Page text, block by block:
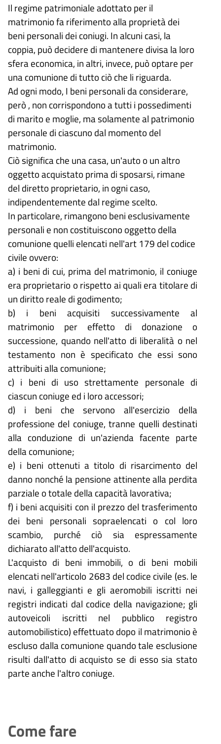
Il regime patrimoniale adottato per il
matrimonio fa riferimento alla proprietà dei
beni personali dei coniugi. In alcuni casi, la
coppia, può decidere di mantenere divisa la loro
sfera economica, in altri, invece, può optare per
una comunione di tutto ciò che li riguarda.
Ad ogni modo, I beni personali da considerare,
però , non corrispondono a tutti i possedimenti
di marito e moglie, ma solamente al patrimonio
personale di ciascuno dal momento del
matrimonio.
Ciò significa che una casa, un'auto o un altro
oggetto acquistato prima di sposarsi, rimane
del diretto proprietario, in ogni caso,
indipendentemente dal regime scelto.
In particolare, rimangono beni esclusivamente
personali e non costituiscono oggetto della
comunione quelli elencati nell'art 179 del codice
civile ovvero:
a) i beni di cui, prima del matrimonio, il coniuge
era proprietario o rispetto ai quali era titolare di
un diritto reale di godimento;
b) i beni acquisiti successivamente al
matrimonio per effetto di donazione o
successione, quando nell'atto di liberalità o nel
testamento non è specificato che essi sono
attribuiti alla comunione;
c) i beni di uso strettamente personale di
ciascun coniuge ed i loro accessori;
d) i beni che servono all'esercizio della
professione del coniuge, tranne quelli destinati
alla conduzione di un'azienda facente parte
della comunione;
e) i beni ottenuti a titolo di risarcimento del
danno nonché la pensione attinente alla perdita
parziale o totale della capacità lavorativa;
f) i beni acquisiti con il prezzo del trasferimento
dei beni personali sopraelencati o col loro
scambio, purché ciò sia espressamente
dichiarato all'atto dell'acquisto.
L'acquisto di beni immobili, o di beni mobili
elencati nell'articolo 2683 del codice civile (es. le
navi, i galleggianti e gli aeromobili iscritti nei
registri indicati dal codice della navigazione; gli
autoveicoli iscritti nel pubblico registro
automobilistico) effettuato dopo il matrimonio è
escluso dalla comunione quando tale esclusione
risulti dall'atto di acquisto se di esso sia stato
parte anche l'altro coniuge.
Come fare